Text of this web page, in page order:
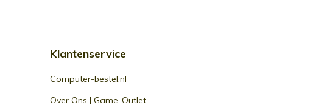
Klantenservice
Computer-bestel.nl
Over Ons | Game-Outlet